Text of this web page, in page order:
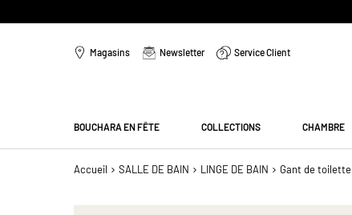
Magasins Newsletter Service Client
BOUCHARA EN FÊTE COLLECTIONS CHAMBRE
Accueil SALLE DE BAIN LINGE DE BAIN Gant de toilette